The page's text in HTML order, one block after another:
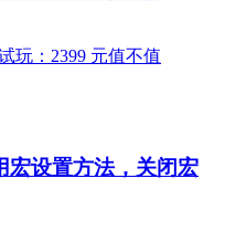
宏设置方法，关闭宏